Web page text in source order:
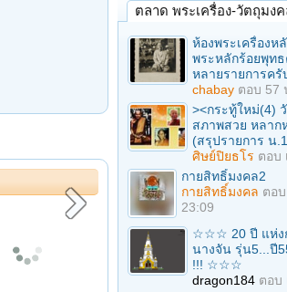
ตลาด พระเครื่อง-วัตถุมง
ห้องพระเครื่องห
พระหลักร้อยพุท
หลายรายการครั
chabay ตอบ 57
><กระทู้ใหม่(4)
สภาพสวย หลาก
(สรุปรายการ น
ศิษย์ปิยธโร ตอบ
กายสิทธิ์มงคล2
กายสิทธิ์มงคล ตอบ
23:09
☆☆☆ 20 ปี แห่ง
นางจัน รุ่น5...ปี
!!! ☆☆☆
dragon184 ตอบ